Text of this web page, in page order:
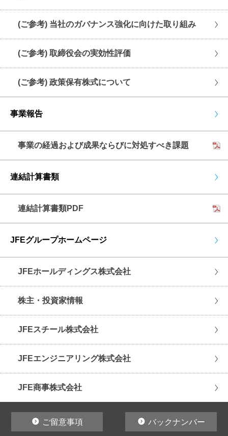
(ご参考) 当社のガバナンス強化に向けた取り組み
(ご参考) 取締役会の実効性評価
(ご参考) 政策保有株式について
事業報告
事業の経過および成果ならびに対処すべき課題
連結計算書類
連結計算書類PDF
JFEグループホームページ
JFEホールディングス株式会社
株主・投資家情報
JFEスチール株式会社
JFEエンジニアリング株式会社
JFE商事株式会社
ご留意事項 バックナンバー